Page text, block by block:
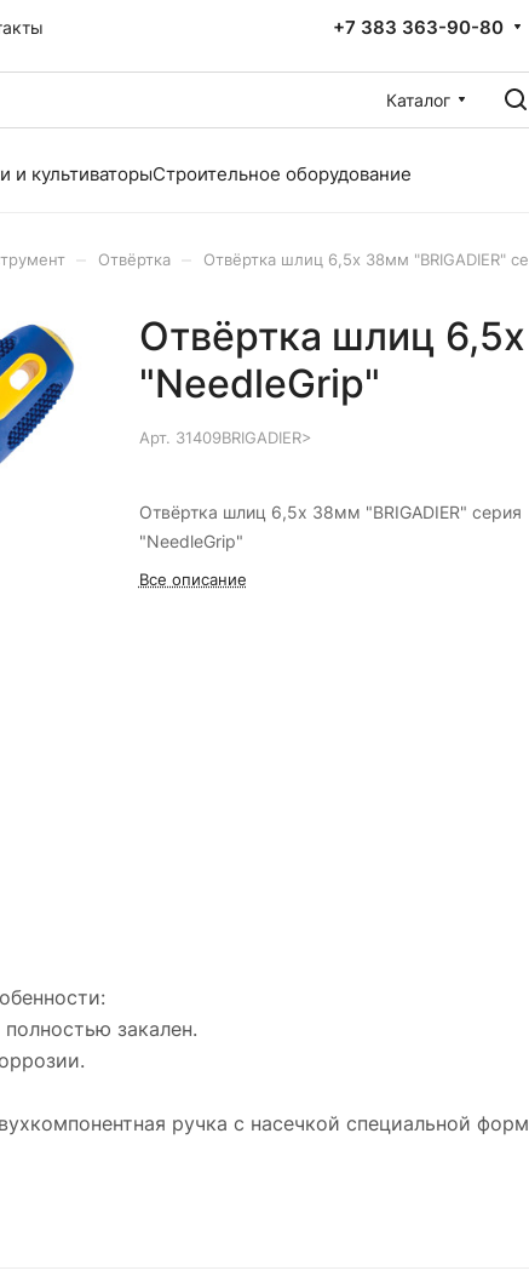
+7 383 363-90-80
Каталог
и культиваторыСтроительное оборудование
Отвёртка Отвёртка шлиц 6,5х 38мм "BRIGADIER"
Отвёртка шлиц
"NeedleGrip"
Арт. 31409BRIGADIER>
Отвёртка шлиц 6,5х 38мм "BRIGADIER" серия
"NeedleGrip"
Все описание
закален.
ручка с насечкой специальной